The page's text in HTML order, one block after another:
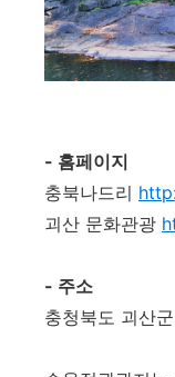
- 홈페이지
충북나드리
괴산 문화관광
- 주소
충청북도 괴산